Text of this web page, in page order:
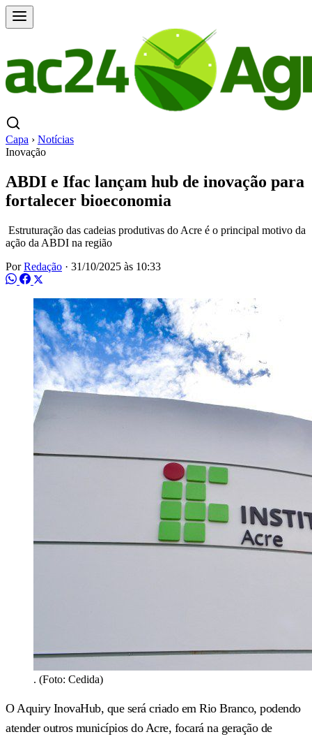
Capa › Notícias
Inovação
ABDI e Ifac lançam hub de inovação para
fortalecer bioeconomia
Estruturação das cadeias produtivas do Acre é o principal motivo da
ação da ABDI na região
PorRedação · 31/10/2025 às 10:33
. (Foto: Cedida)
O Aquiry InovaHub, que será criado em Rio Branco, podendo
atender outros municípios do Acre, focará na geração de